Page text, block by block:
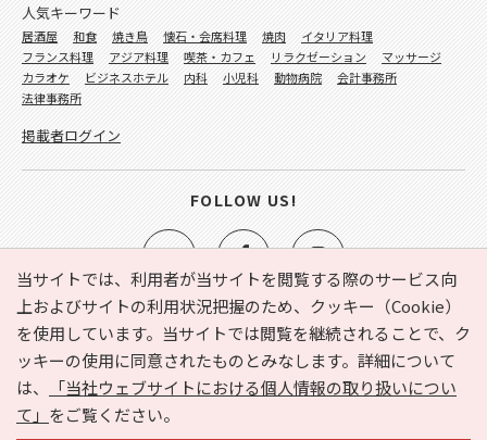
当サイトでは、利用者が当サイトを閲覧する際のサービス向
上およびサイトの利用状況把握のため、クッキー（Cookie）
を使用しています。当サイトでは閲覧を継続されることで、ク
ッキーの使用に同意されたものとみなします。詳細について
は、
「当社ウェブサイトにおける個人情報の取り扱いについ
て」 をご覧ください。
e-NAVITA（イーナビタ）とは？ お気に入り
ヘルプ
利用規約
個人情報の取り扱いについて
運営会社
サイトマップ
広告掲載に関するお問い合わせ
人気キーワード
居酒屋 和食 焼き鳥 懐石・会席料理 焼肉
イタリア料理
フランス料理
アジア料理 喫茶・カフェ リラクゼーション
マッサージ
カラオケ
ビジネスホテル 内科 小児科 動物病院
会計事務所
法律事務所
掲載者ログイン
FOLLOW US!